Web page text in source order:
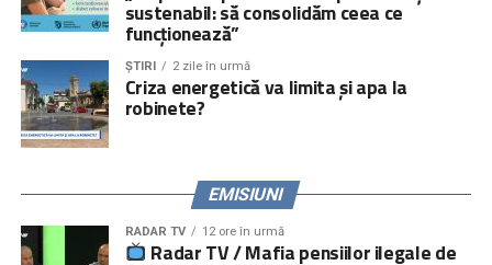
sustenabil: să consolidăm ceea ce
funcționează”
ȘTIRI 2 zile în urmă
Criza energetică va limita și apa la
robinete?
EMISIUNI
RADAR TV 12 ore în urmă
Radar TV / Mafia pensiilor ilegale de